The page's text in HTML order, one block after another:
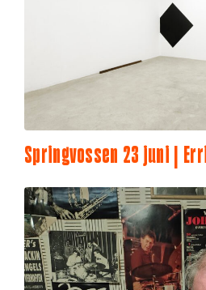
Springvossen 23 juni |